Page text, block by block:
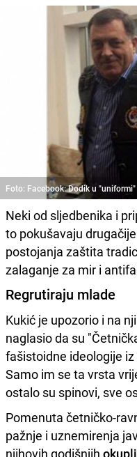
Foto: Facebook: Dodik u "uniformi"
Neki od sljedbenika i
to pokušavaju
postojanja zaštita
zalaganje za mir i
Regrutiraju mlade
Kukić je upozorio i na
naglasio da su
fašistoidne ideologije
Samo im se ta vrsta
ostalo su spinovi, sve
Pomenuta četničko-
pažnje i uznemirenja
njihovih godišnjih